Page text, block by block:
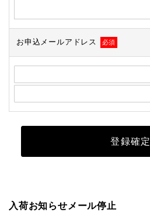
お申込メールアドレス 必須
入荷お知らせメール停止